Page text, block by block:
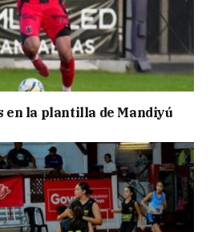
en la plantilla de Mandiyú